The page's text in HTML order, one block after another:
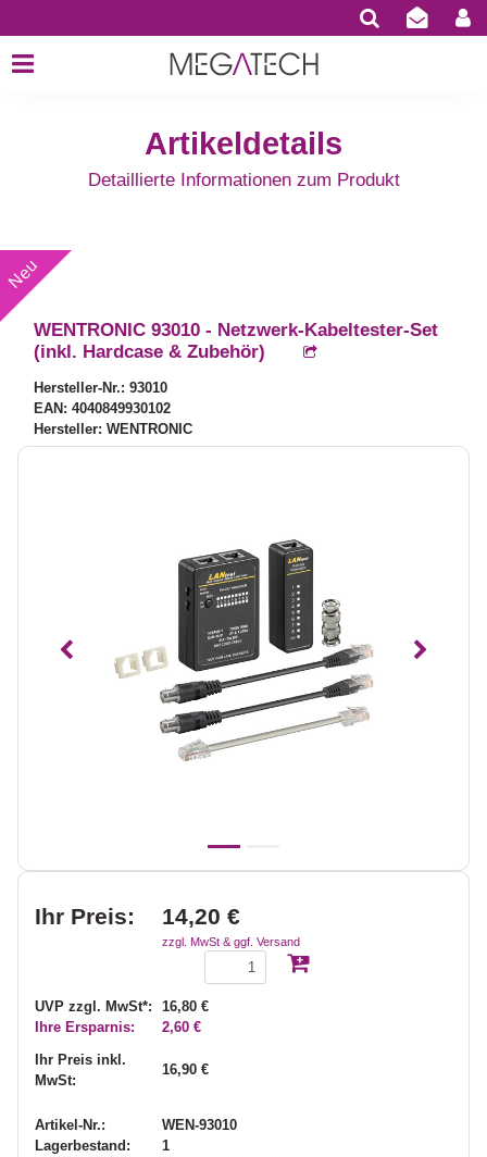
Artikeldetails
Detaillierte Informationen zum Produkt
WENTRONIC 93010 - Netzwerk-Kabeltester-Set
(inkl. Hardcase & Zubehör)
Hersteller-Nr.: 93010
EAN: 4040849930102
Hersteller: WENTRONIC
Vorheriges
Ihr Preis: 14,20 €
zzgl. MwSt & ggf. Versand
UVP zzgl. MwSt*:
16,80 €
Ihre Ersparnis:
2,60 €
Ihr Preis inkl.
MwSt:
16,90 €
Artikel-Nr.:
WEN-93010
Lagerbestand:
1